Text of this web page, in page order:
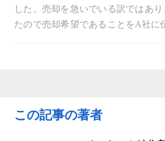
した。売却を急いでいる訳ではあ
たので売却希望であることをA社に
この記事の著者